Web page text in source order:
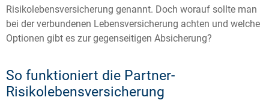
Risikolebensversicherung genannt. Doch worauf sollte man
bei der verbundenen Lebensversicherung achten und welche
Optionen gibt es zur gegenseitigen Absicherung?
So funktioniert die Partner-
Risikolebensversicherung